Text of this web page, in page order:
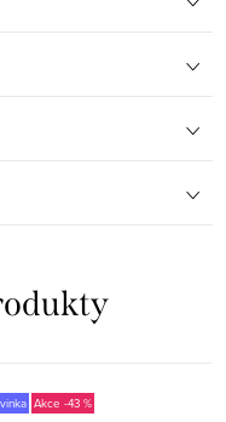
-43 %